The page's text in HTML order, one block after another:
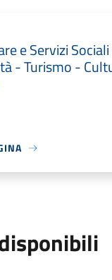
e Servizi
- Turismo -